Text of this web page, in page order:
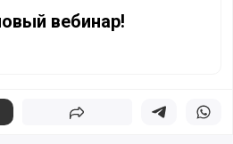
вебинар!
Поделиться Поделиться в